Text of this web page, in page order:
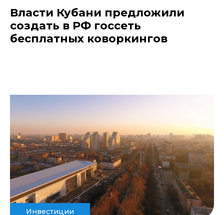
Власти Кубани предложили
создать в РФ госсеть
бесплатных коворкингов
Инвестиции